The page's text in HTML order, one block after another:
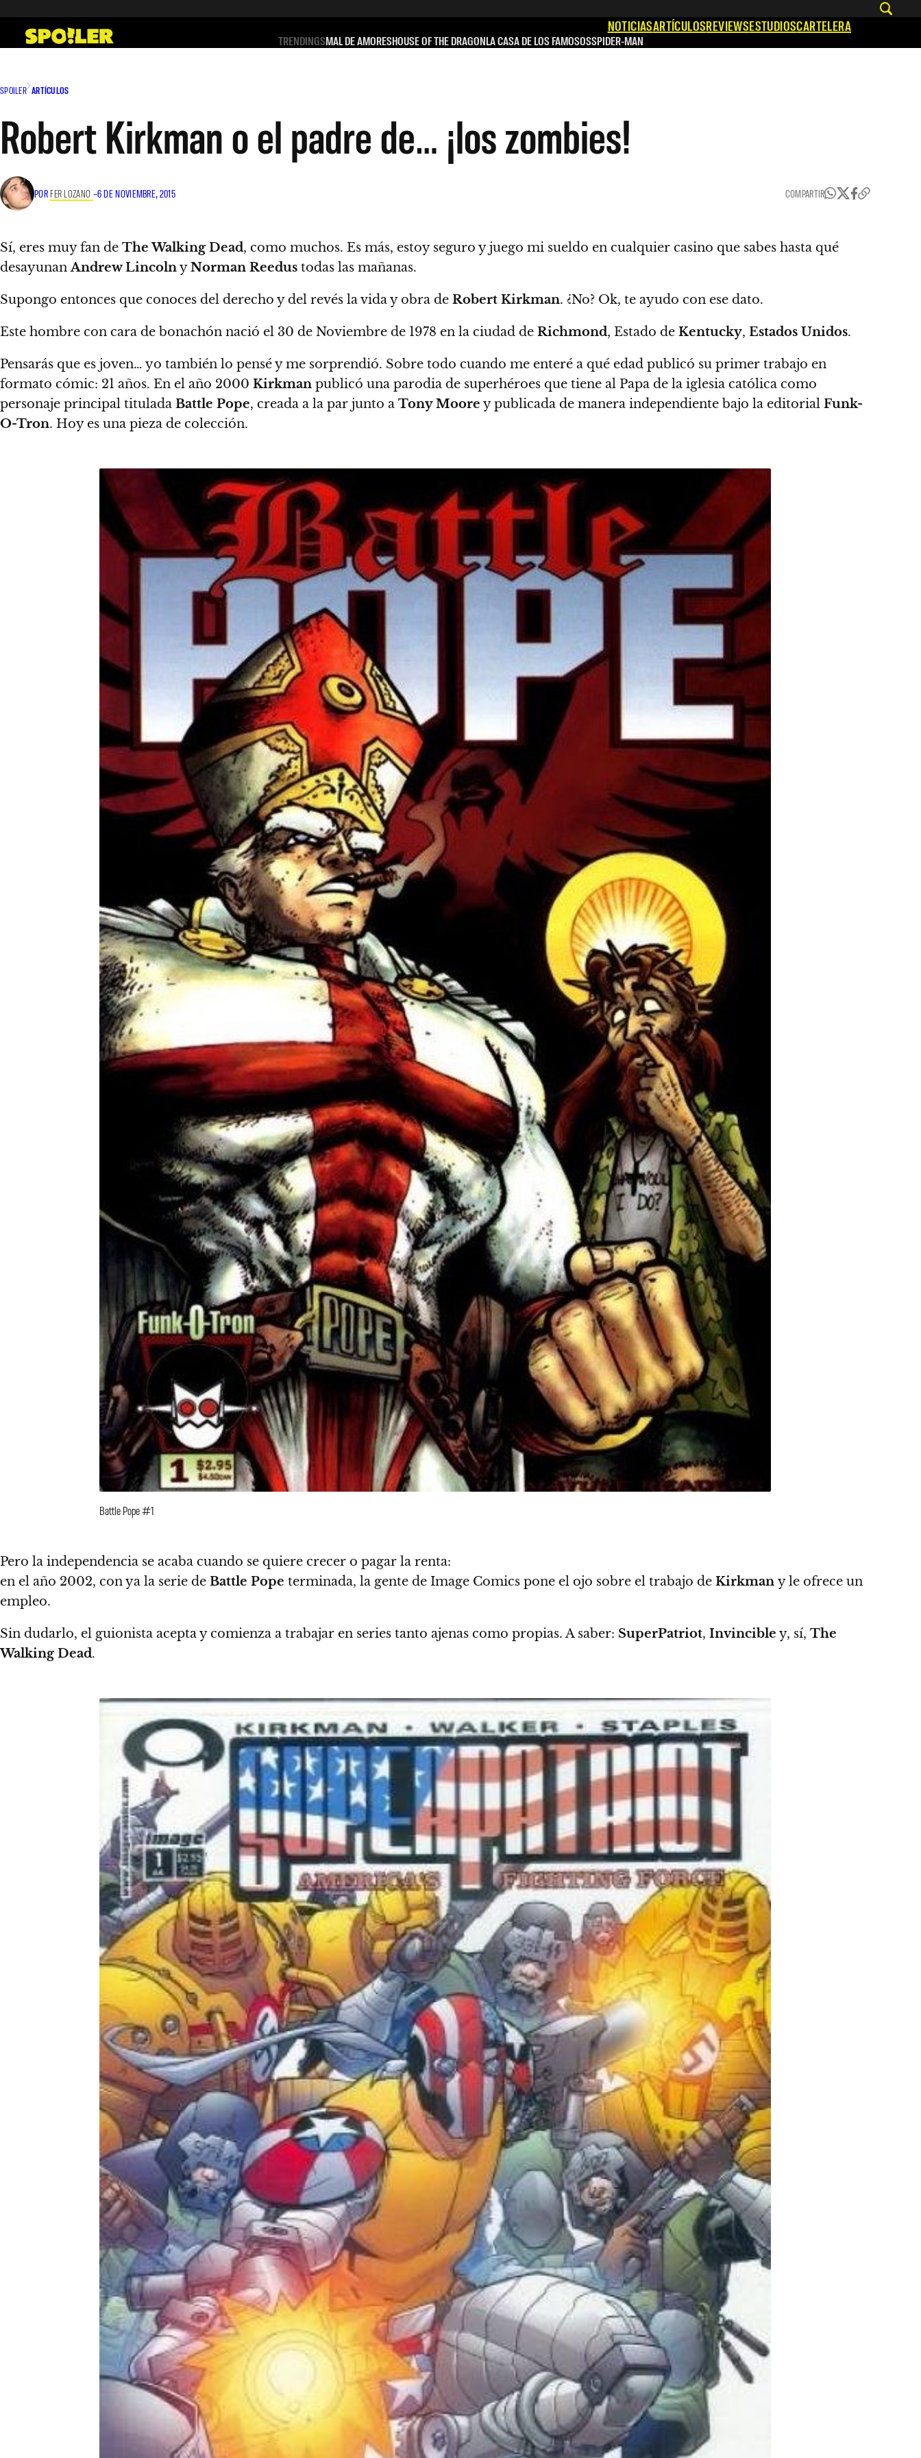
contenido
NOTICIASARTÍCULOSREVIEWSESTUDIOSCARTELERA
TRENDINGSMAL DE AMORESHOUSE OF THE DRAGONLA CASA DE LOS FAMOSOSSPIDER-MAN
SPOILER ARTÍCULOS
Robert Kirkman o el padre de… ¡los zombies!
POR FER LOZANO –6 DE NOVIEMBRE, 2015 COMPARTIR
Sí, eres muy fan de The Walking Dead, como muchos. Es más, estoy seguro y juego mi sueldo en cualquier casino que sabes hasta qué
desayunanAndrew LincolnyNorman Reedus todas las mañanas.
Supongo entonces que conoces del derecho y del revés la vida y obra de Robert Kirkman. ¿No? Ok, te ayudo con ese dato.
Este hombre con cara de bonachón nació el 30 de Noviembre de 1978 en la ciudad de Richmond, Estado de Kentucky, Estados Unidos.
Pensarás que es joven… yo también lo pensé y me sorprendió. Sobre todo cuando me enteré a qué edad publicó su primer trabajo en
formato cómic: 21 años. En el año 2000 Kirkman publicó una parodia de superhéroes que tiene al Papa de la iglesia católica como
personaje principal titulada Battle Pope, creada a la par junto a Tony Moore y publicada de manera independiente bajo la editorial Funk-
O-Tron. Hoy es una pieza de colección.
Battle Pope #1
Pero la independencia se acaba cuando se quiere crecer o pagar la renta:
en el año 2002, con ya la serie de Battle Pope terminada, la gente de Image Comics pone el ojo sobre el trabajo de Kirkman y le ofrece un
empleo.
Sin dudarlo, el guionista acepta y comienza a trabajar en series tanto ajenas como propias. A saber: SuperPatriot, Invincible y, sí, The
Walking Dead.